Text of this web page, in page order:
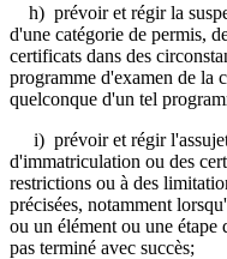
h) prévoir et régir la
d'une catégorie de permis,
certificats dans des
programme d'examen de la
quelconque d'un tel
i) prévoir et régir
d'immatriculation ou des
restrictions ou à des
précisées, notamment
ou un élément ou une
pas terminé avec succès;